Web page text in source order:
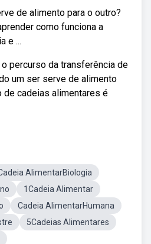
de alimento para o outro?
como funciona a
e ...
percurso da transferência de
um ser serve de alimento
de cadeias alimentares é
AlimentarBiologia
1Cadeia Alimentar
Cadeia AlimentarHumana
5Cadeias Alimentares